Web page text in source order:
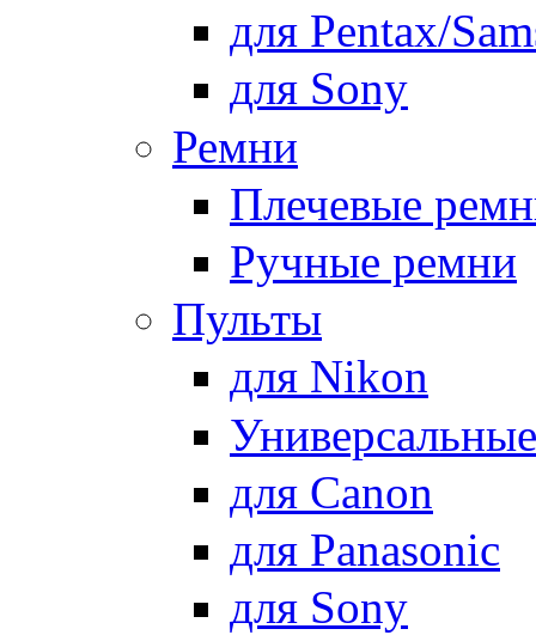
для Pentax/
для Sony
Ремни
Плечевые
Ручные ремни
Пульты
для Nikon
Универсальные
для Canon
для Panasonic
для Sony